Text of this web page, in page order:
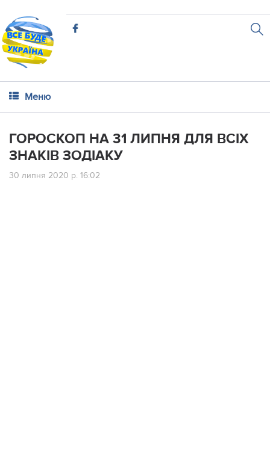
Меню
ГОРОСКОП НА 31 ЛИПНЯ ДЛЯ ВСІХ
ЗНАКІВ ЗОДІАКУ
30 липня 2020 р. 16:02